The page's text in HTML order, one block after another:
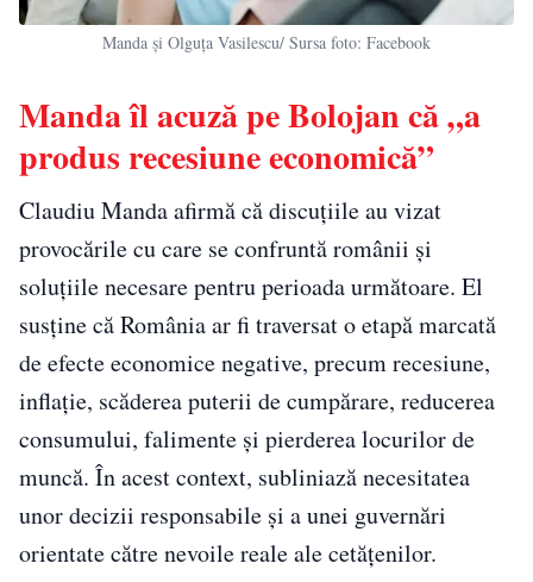
Manda și Olguța Vasilescu/ Sursa foto: Facebook
Manda îl acuză pe Bolojan că „a
produs recesiune economică”
Claudiu Manda afirmă că discuțiile au vizat
provocările cu care se confruntă românii și
soluțiile necesare pentru perioada următoare. El
susține că România ar fi traversat o etapă marcată
de efecte economice negative, precum recesiune,
inflație, scăderea puterii de cumpărare, reducerea
consumului, falimente și pierderea locurilor de
muncă. În acest context, subliniază necesitatea
unor decizii responsabile și a unei guvernări
orientate către nevoile reale ale cetățenilor.